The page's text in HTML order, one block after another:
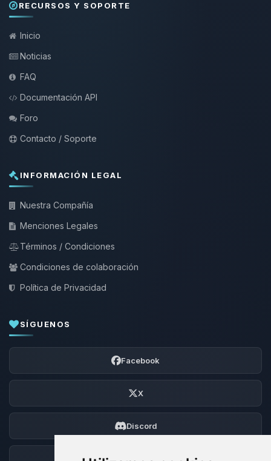
RECURSOS Y SOPORTE
Inicio
Noticias
FAQ
Documentación API
Foro
Contacto / Soporte
INFORMACIÓN LEGAL
Nuestra Compañía
Menciones Legales
Términos / Condiciones
Condiciones de colaboración
Política de Privacidad
SÍGUENOS
Facebook
X
Discord
Foro